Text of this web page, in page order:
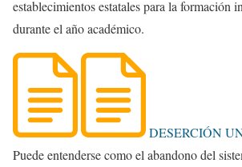
establecimientos estatales para la formación
durante el año académico.
DESERCIÓN
Puede entenderse como el abandono del